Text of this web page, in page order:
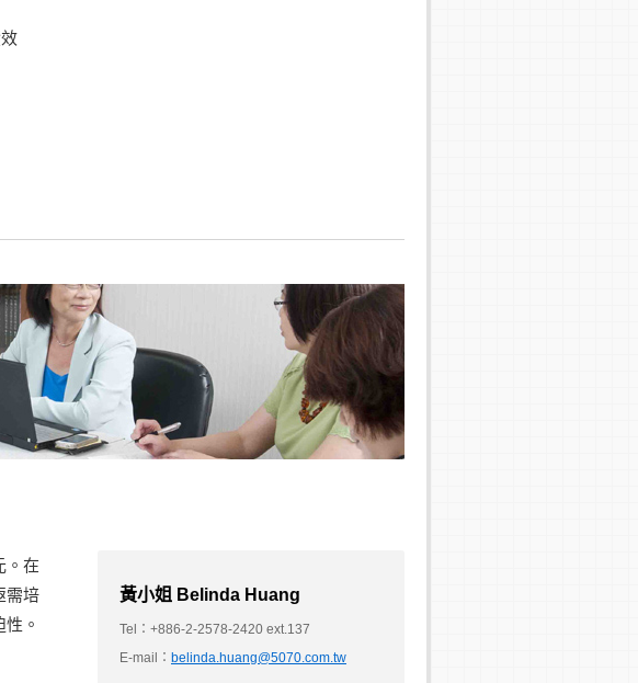
。在
需培
。
黃小姐 Belinda Huang
Tel：+886-2-2578-2420 ext.137
E-mail： belinda.huang@5070.com.tw